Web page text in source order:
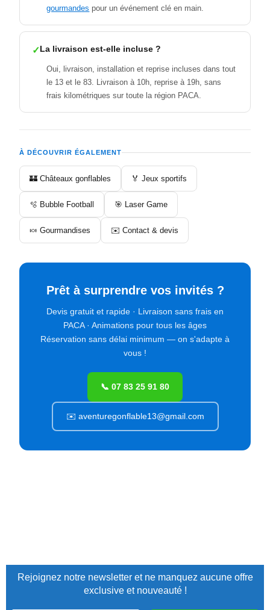
gourmandes pour un événement clé en main.
La livraison est-elle incluse ?
Oui, livraison, installation et reprise incluses dans tout
le 13 et le 83. Livraison à 10h, reprise à 19h, sans
frais kilométriques sur toute la région PACA.
À DÉCOUVRIR ÉGALEMENT
🏰 Châteaux gonflables 🏅 Jeux sportifs
🫧 Bubble Football 🎯 Laser Game
🍬 Gourmandises ✉️ Contact & devis
Prêt à surprendre vos invités ?
Devis gratuit et rapide · Livraison sans frais en
PACA · Animations pour tous les âges
Réservation sans délai minimum — on s'adapte à
vous !
📞 07 83 25 91 80
✉️ aventuregonflable13@gmail.com
Rejoignez notre newsletter et ne manquez aucune offre
exclusive et nouveauté !